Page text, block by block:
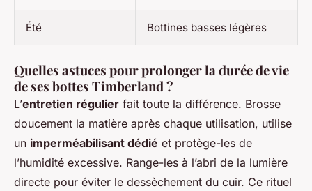
Été Bottines basses légères
Quelles astuces pour prolonger la durée de vie
de ses bottes Timberland ?
L’entretien régulier fait toute la différence. Brosse
doucement la matière après chaque utilisation, utilise
un imperméabilisant dédié et protège-les de
l’humidité excessive. Range-les à l’abri de la lumière
directe pour éviter le dessèchement du cuir. Ce rituel